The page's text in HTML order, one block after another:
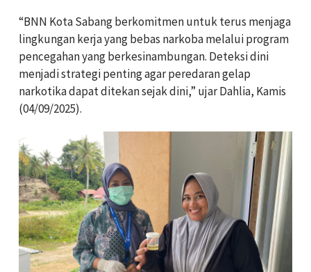
“BNN Kota Sabang berkomitmen untuk terus menjaga
lingkungan kerja yang bebas narkoba melalui program
pencegahan yang berkesinambungan. Deteksi dini
menjadi strategi penting agar peredaran gelap
narkotika dapat ditekan sejak dini,” ujar Dahlia, Kamis
(04/09/2025).